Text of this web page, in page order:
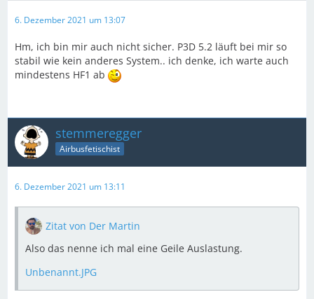
6. Dezember 2021 um 13:07
Hm, ich bin mir auch nicht sicher. P3D 5.2 läuft bei mir so
stabil wie kein anderes System.. ich denke, ich warte auch
mindestens HF1 ab
stemmeregger
Airbusfetischist
6. Dezember 2021 um 13:11
Zitat von Der Martin
Also das nenne ich mal eine Geile Auslastung.
Unbenannt.JPG